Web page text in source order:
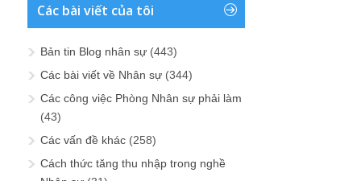
Các bài viết của tôi
Bản tin Blog nhân sự (443)
Các bài viết về Nhân sự (344)
Các công việc Phòng Nhân sự phải làm
(43)
Các vấn đề khác (258)
Cách thức tăng thu nhập trong nghề